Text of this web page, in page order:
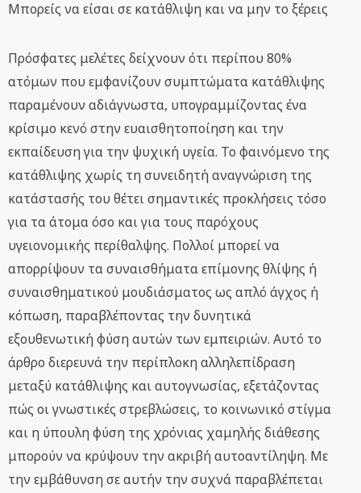
Μπορείς να είσαι σε κατάθλιψη και να μην το ξέρεις
Πρόσφατες μελέτες δείχνουν ότι περίπου 80%
ατόμων που εμφανίζουν συμπτώματα κατάθλιψης
παραμένουν αδιάγνωστα, υπογραμμίζοντας ένα
κρίσιμο κενό στην ευαισθητοποίηση και την
εκπαίδευση για την ψυχική υγεία. Το φαινόμενο της
κατάθλιψης χωρίς τη συνειδητή αναγνώριση της
κατάστασής του θέτει σημαντικές προκλήσεις τόσο
για τα άτομα όσο και για τους παρόχους
υγειονομικής περίθαλψης. Πολλοί μπορεί να
απορρίψουν τα συναισθήματα επίμονης θλίψης ή
συναισθηματικού μουδιάσματος ως απλό άγχος ή
κόπωση, παραβλέποντας την δυνητικά
εξουθενωτική φύση αυτών των εμπειριών. Αυτό το
άρθρο διερευνά την περίπλοκη αλληλεπίδραση
μεταξύ κατάθλιψης και αυτογνωσίας, εξετάζοντας
πώς οι γνωστικές στρεβλώσεις, το κοινωνικό στίγμα
και η ύπουλη φύση της χρόνιας χαμηλής διάθεσης
μπορούν να κρύψουν την ακριβή αυτοαντίληψη. Με
την εμβάθυνση σε αυτήν την συχνά παραβλέπεται